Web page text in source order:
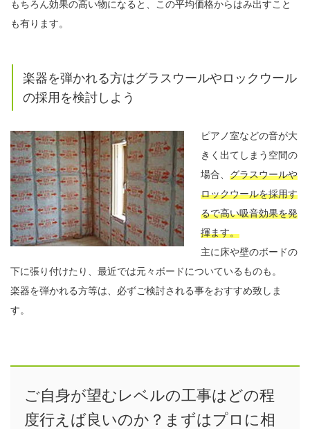
もちろん効果の高い物になると、この平均価格からはみ出すこと
も有ります。
楽器を弾かれる方はグラスウールやロックウール
の採用を検討しよう
ピアノ室などの音が大
きく出てしまう空間の
場合、 グラスウールや
ロックウールを採用す
るで高い吸音効果を発
揮ます。
主に床や壁のボードの
下に張り付けたり、最近では元々ボードについているものも。
楽器を弾かれる方等は、必ずご検討される事をおすすめ致しま
す。
ご自身が望むレベルの工事はどの程
度行えば良いのか？まずはプロに相